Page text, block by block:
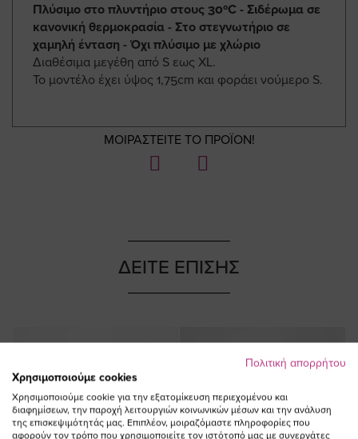
Πλύσιμο στο πλυντήριο στους 30ºC - Σιδέρωμα σε
κανονική θερμοκρασία - Στο στεγνωτήριο σε
χαμηλή ένταση - Όχι πλύσιμο με χλώριο
Διαθέσιμα μεγέθη από S εως XL.
Το μοντέλο έχει ύψος 1,75cm και φοράει νούμερο S.
ΜΟΙΡΑΣΤΕΙΤΕ ΤΟ ΠΡΟΪΟΝ!
ΔΕΙΤΕ ΕΠΙΣΗΣ
Πολιτική απορρήτου
Χρησιμοποιούμε cookies
Χρησιμοποιούμε cookie για την εξατομίκευση περιεχομένου και
διαφημίσεων, την παροχή λειτουργιών κοινωνικών μέσων και την ανάλυση
της επισκεψιμότητάς μας. Επιπλέον, μοιραζόμαστε πληροφορίες που
αφορούν τον τρόπο που χρησιμοποιείτε τον ιστότοπό μας με συνεργάτες